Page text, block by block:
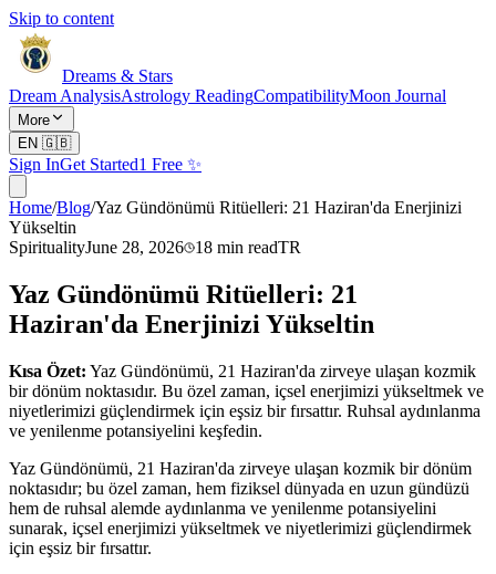
Skip to content
Dreams & Stars
Dream AnalysisAstrology ReadingCompatibilityMoon Journal
More
EN 🇬🇧
Sign InGet Started1 Free ✨
Home/Blog/Yaz Gündönümü Ritüelleri: 21 Haziran'da Enerjinizi
Yükseltin
SpiritualityJune 28, 2026 18 min readTR
Yaz Gündönümü Ritüelleri: 21
Haziran'da Enerjinizi Yükseltin
Kısa Özet: Yaz Gündönümü, 21 Haziran'da zirveye ulaşan kozmik
bir dönüm noktasıdır. Bu özel zaman, içsel enerjimizi yükseltmek ve
niyetlerimizi güçlendirmek için eşsiz bir fırsattır. Ruhsal aydınlanma
ve yenilenme potansiyelini keşfedin.
Yaz Gündönümü, 21 Haziran'da zirveye ulaşan kozmik bir dönüm
noktasıdır; bu özel zaman, hem fiziksel dünyada en uzun gündüzü
hem de ruhsal alemde aydınlanma ve yenilenme potansiyelini
sunarak, içsel enerjimizi yükseltmek ve niyetlerimizi güçlendirmek
için eşsiz bir fırsattır.